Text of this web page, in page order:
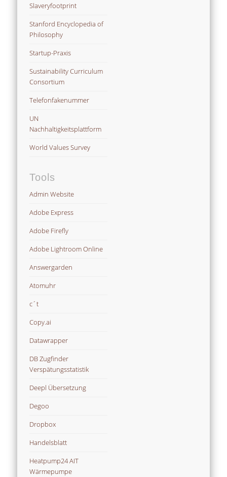
Slaveryfootprint
Stanford Encyclopedia of
Philosophy
Startup-Praxis
Sustainability Curriculum
Consortium
Telefonfakenummer
UN
Nachhaltigkeitsplattform
World Values Survey
Tools
Admin Website
Adobe Express
Adobe Firefly
Adobe Lightroom Online
Answergarden
Atomuhr
c´t
Copy.ai
Datawrapper
DB Zugfinder
Verspätungsstatistik
Deepl Übersetzung
Degoo
Dropbox
Handelsblatt
Heatpump24 AIT
Wärmepumpe